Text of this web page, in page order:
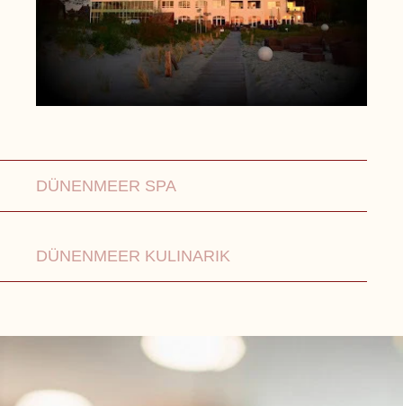
DÜNENMEER SPA
DÜNENMEER KULINARIK